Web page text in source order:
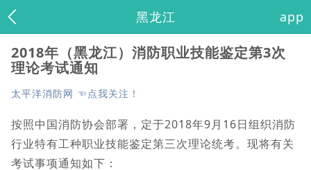
黑龙江 app
2018年（黑龙江）消防职业技能鉴定第3次
理论考试通知
太平洋消防网 ☜点我关注！
按照中国消防协会部署，定于2018年9月16日组织消防
行业特有工种职业技能鉴定第三次理论统考。现将有关
考试事项通知如下：